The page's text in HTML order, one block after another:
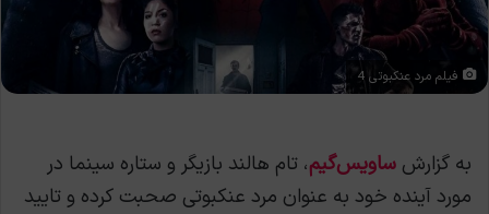
فیلم مرد عنکبوتی 4
به گزارش ساویس‌گیم، تام هالند بازیگر و ستاره سینما در
مورد آینده خود به عنوان مرد عنکبوتی صحبت کرده و تایید